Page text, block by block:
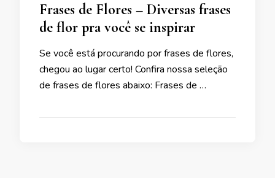
Frases de Flores – Diversas frases
de flor pra você se inspirar
Se você está procurando por frases de flores,
chegou ao lugar certo! Confira nossa seleção
de frases de flores abaixo: Frases de …